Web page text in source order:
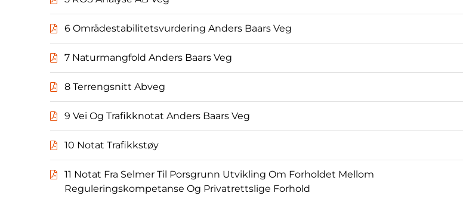
6 Områdestabilitetsvurdering Anders Baars Veg
7 Naturmangfold Anders Baars Veg
8 Terrengsnitt Abveg
9 Vei Og Trafikknotat Anders Baars Veg
10 Notat Trafikkstøy
11 Notat Fra Selmer Til Porsgrunn Utvikling Om Forholdet Mellom
Reguleringskompetanse Og Privatrettslige Forhold